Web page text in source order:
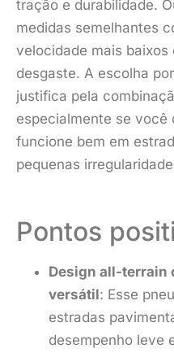
tração e durabilidade.
medidas semelhantes
velocidade mais
desgaste. A escolha
justifica pela
especialmente se você
funcione bem em
pequenas
Pontos
Design all-terrain
versátil: Esse
estradas
desempenho leve